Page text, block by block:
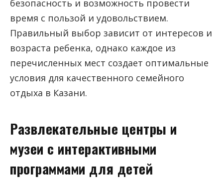
безопасность и возможность провести
время с пользой и удовольствием.
Правильный выбор зависит от интересов и
возраста ребенка, однако каждое из
перечисленных мест создает оптимальные
условия для качественного семейного
отдыха в Казани.
Развлекательные центры и
музеи с интерактивными
программами для детей